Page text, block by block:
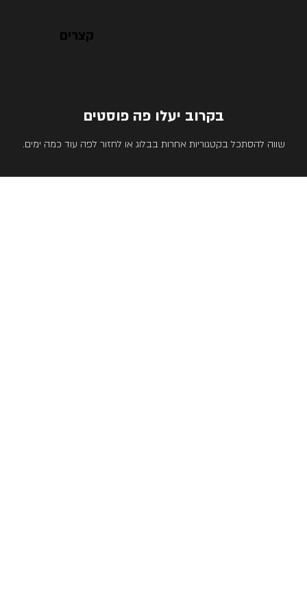
קצרים
בקרוב יעלו פה פוסטים
שווה להסתכל בקטגוריות אחרות בבלוג או לחזור לפה עוד כמה ימים.